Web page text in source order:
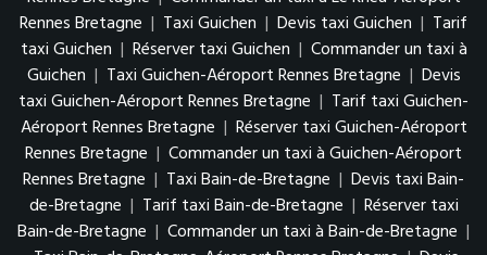
Rennes Bretagne | Taxi Guichen | Devis taxi Guichen | Tarif
taxi Guichen | Réserver taxi Guichen | Commander un taxi à
Guichen | Taxi Guichen-Aéroport Rennes Bretagne | Devis
taxi Guichen-Aéroport Rennes Bretagne | Tarif taxi Guichen-
Aéroport Rennes Bretagne | Réserver taxi Guichen-Aéroport
Rennes Bretagne | Commander un taxi à Guichen-Aéroport
Rennes Bretagne | Taxi Bain-de-Bretagne | Devis taxi Bain-
de-Bretagne | Tarif taxi Bain-de-Bretagne | Réserver taxi
Bain-de-Bretagne | Commander un taxi à Bain-de-Bretagne |